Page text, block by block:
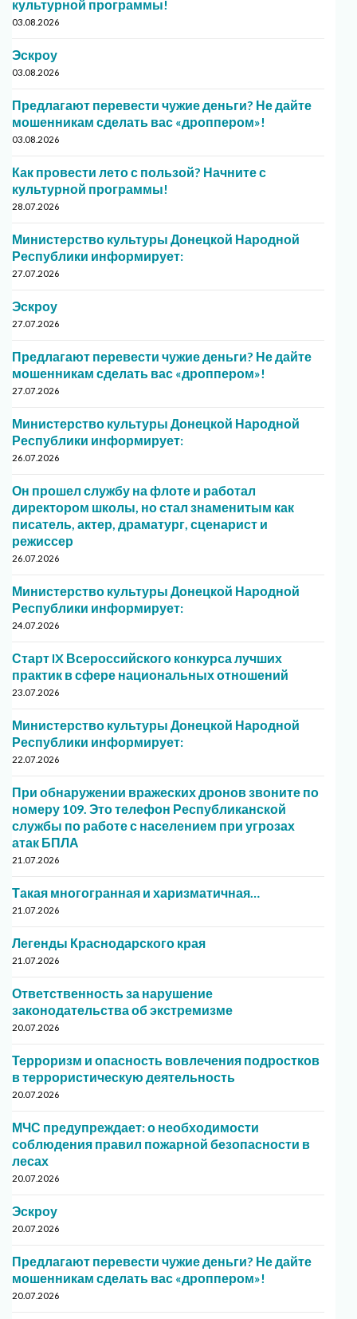
культурной программы!
03.08.2026
Эскроу
03.08.2026
Предлагают перевести чужие деньги? Не дайте
мошенникам сделать вас «дроппером»!
03.08.2026
Как провести лето с пользой? Начните с
культурной программы!
28.07.2026
Министерство культуры Донецкой Народной
Республики информирует:
27.07.2026
Эскроу
27.07.2026
Предлагают перевести чужие деньги? Не дайте
мошенникам сделать вас «дроппером»!
27.07.2026
Министерство культуры Донецкой Народной
Республики информирует:
26.07.2026
Он прошел службу на флоте и работал
директором школы, но стал знаменитым как
писатель, актер, драматург, сценарист и
режиссер
26.07.2026
Министерство культуры Донецкой Народной
Республики информирует:
24.07.2026
Старт IX Всероссийского конкурса лучших
практик в сфере национальных отношений
23.07.2026
Министерство культуры Донецкой Народной
Республики информирует:
22.07.2026
При обнаружении вражеских дронов звоните по
номеру 109. Это телефон Республиканской
службы по работе с населением при угрозах
атак БПЛА
21.07.2026
Такая многогранная и харизматичная…
21.07.2026
Легенды Краснодарского края
21.07.2026
Ответственность за нарушение
законодательства об экстремизме
20.07.2026
Терроризм и опасность вовлечения подростков
в террористическую деятельность
20.07.2026
МЧС предупреждает: о необходимости
соблюдения правил пожарной безопасности в
лесах
20.07.2026
Эскроу
20.07.2026
Предлагают перевести чужие деньги? Не дайте
мошенникам сделать вас «дроппером»!
20.07.2026